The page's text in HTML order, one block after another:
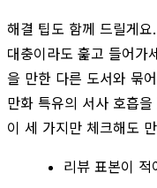
해결 팁도 함께 드릴게
대충이라도 훑고 들어가
을 만한 다른 도서와 묶
만화 특유의 서사 호흡
이 세 가지만 체크해도
리뷰 표본이